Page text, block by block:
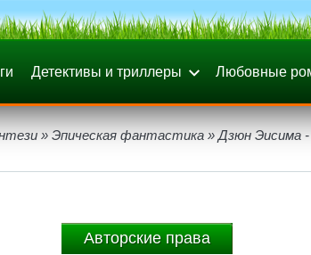
Детективы и триллеры Любовные
» Эпическая фантастика » Дзюн Эисима
Авторские права